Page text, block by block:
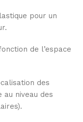
pour un
de l’espace
des
au niveau des